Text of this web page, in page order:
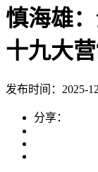
慎海雄
十九大
发布时间：2025-
分享：